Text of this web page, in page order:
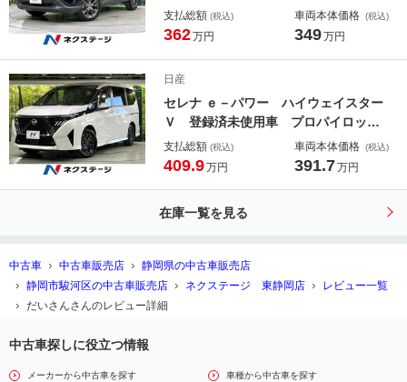
イ バックカメラ ブラインドスポッ
トモニター レーダークルーズコント
ー ドラレコ ＥＴＣ
支払総額 (税込)
362万円
車両本体価格 (税込)
349万円
日産
セレナ ｅ－パワー ハイウェイスター
Ｖ 登録済未使用車 プロパイロッ
ト 衝突軽減 純正１２．３型ディス
プレイ 全周囲カメラ 両側電動スラ
ーム ＥＴＣ オートエアコン
支払総額 (税込)
409.9万円
車両本体価格 (税込)
391.7万円
在庫一覧を見る
中古車 中古車販売店
静岡県の中古車販売店
静岡市駿河区の中古車販売店
ネクステージ 東静岡店
レビュー一覧
だいさんさんのレビュー詳細
中古車探しに役立つ情報
メーカーから中古車を探す 車種から中古車を探す